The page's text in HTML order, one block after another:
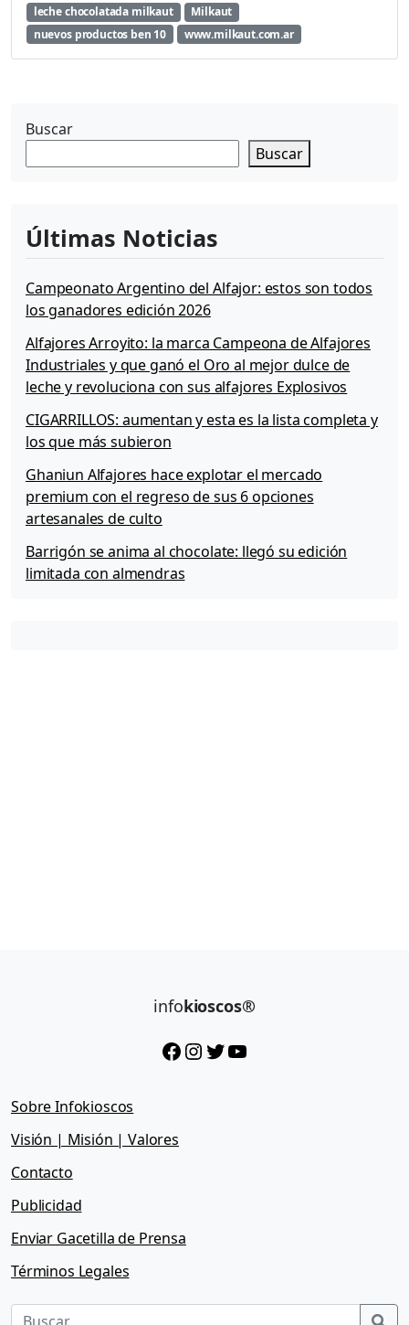
u
c
t
d
M
k
a
u
leche chocolatada milkaut
Milkaut
nuevos productos ben 10
www.milkaut.com.ar
Buscar
Buscar
Últimas Noticias
Campeonato Argentino del Alfajor: estos son todos
los ganadores edición 2026
Alfajores Arroyito: la marca Campeona de Alfajores
Industriales y que ganó el Oro al mejor dulce de
leche y revoluciona con sus alfajores Explosivos
CIGARRILLOS: aumentan y esta es la lista completa y
los que más subieron
Ghaniun Alfajores hace explotar el mercado
premium con el regreso de sus 6 opciones
artesanales de culto
Barrigón se anima al chocolate: llegó su edición
limitada con almendras
infokioscos®
Facebook InstagramTwitter YouTube
Sobre Infokioscos
Visión | Misión | Valores
Contacto
Publicidad
Enviar Gacetilla de Prensa
Términos Legales